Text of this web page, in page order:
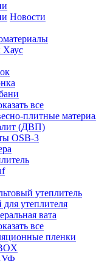
Новости
Хаус
все
плитные
(ДВП)
OSB-3
утеплитель
для утеплителя
вата
все
пленки